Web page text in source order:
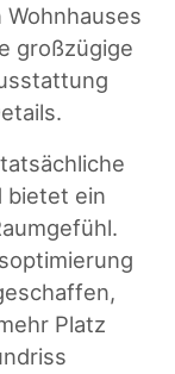
großzügige
bietet ein
Platz